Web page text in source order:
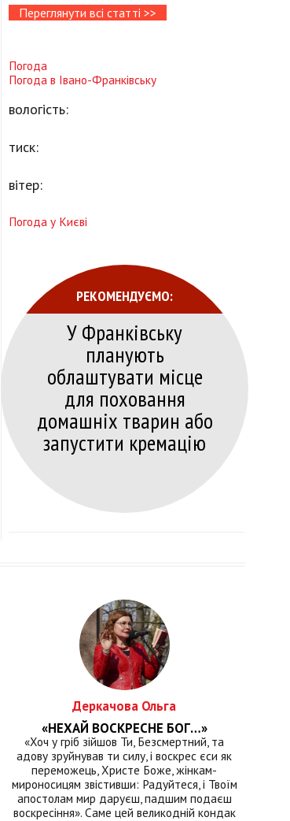
Переглянути всі статті >>
Погода
Погода в Івано-Франківську
вологість:
тиск:
вітер:
Погода у Києві
РЕКОМЕНДУЄМО:
У Франківську
планують
облаштувати місце
для поховання
домашніх тварин або
запустити кремацію
Деркачова Ольга
«НЕХАЙ ВОСКРЕСНЕ БОГ…»
«Хоч у гріб зійшов Ти, Безсмертний, та
адову зруйнував ти силу, і воскрес єси як
переможець, Христе Боже, жінкам-
мироносицям звістивши: Радуйтеся, і Твоїм
апостолам мир даруєш, падшим подаєш
воскресіння». Саме цей великодній кондак